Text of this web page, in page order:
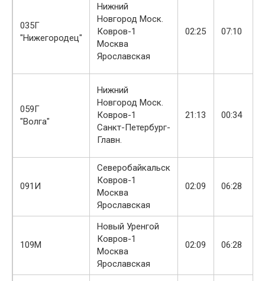
035Г
"Нижегородец"
Нижний
Новгород Моск.
Ковров-1
Москва
Ярославская
02:25 07:10
059Г
"Волга"
Нижний
Новгород Моск.
Ковров-1
Санкт-Петербург-
Главн.
21:13 00:34
091И
Северобайкальск
Ковров-1
Москва
Ярославская
02:09 06:28
109М
Новый Уренгой
Ковров-1
Москва
Ярославская
02:09 06:28